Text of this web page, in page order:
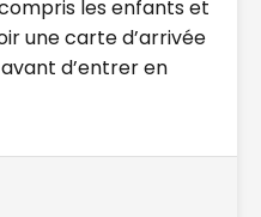
les enfants et
une carte d’arrivée
d’entrer en